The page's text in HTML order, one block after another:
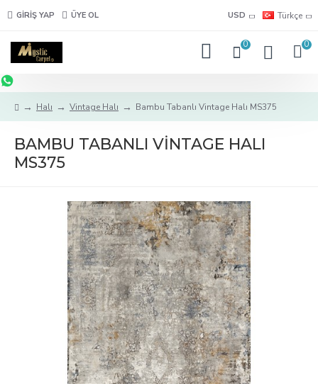
GIRIŞ YAP ÜYE OL USD Türkçe
0 0
Halı Vintage Halı Bambu Tabanlı Vintage Halı MS375
BAMBU TABANLI VINTAGE HALI
MS375